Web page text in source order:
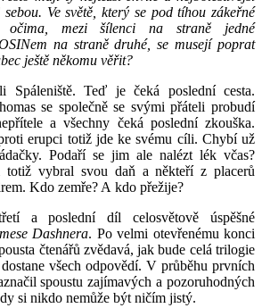
Ve světě, který se pod tíhou zákeřné
očima, mezi šílenci na straně jedné
na straně druhé, se musejí poprat
ještě někomu věřit?
Spáleniště. Teď je čeká poslední cesta.
se společně se svými přáteli probudí
a všechny čeká poslední zkouška.
erupci totiž jde ke svému cíli. Chybí už
Podaří se jim ale nalézt lék včas?
totiž vybral svou daň a někteří z placerů
Kdo zemře? A kdo přežije?
a poslední díl celosvětově úspěšné
Dashnera. Po velmi otevřenému konci
čtenářů zvědavá, jak bude celá trilogie
všech odpovědí. V průběhu prvních
spoustu zajímavých a pozoruhodných
si nikdo nemůže být ničím jistý.